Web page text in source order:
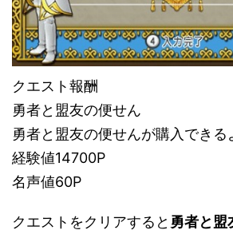
クエスト報酬
勇者と盟友の便せん
勇者と盟友の便せんが購入できる
経験値14700P
名声値60P
クエストをクリアすると 勇者と盟